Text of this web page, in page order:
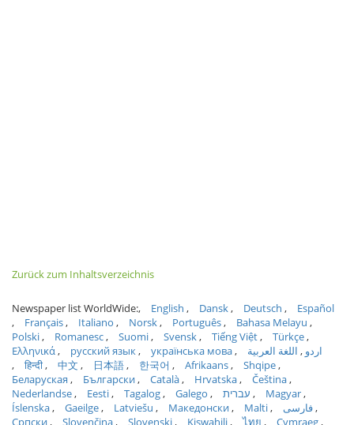
Zurück zum Inhaltsverzeichnis
Newspaper list WorldWide: English Dansk Deutsch
Español
Français
Italiano Norsk Português
Bahasa Melayu
Polski
Romanesc Suomi Svensk Tiếng Việt
Türkçe
Ελληνικά
русский язык українська мова اردو
اللغة العربية
हिन्दी
中文 日本語 한국어 Afrikaans
Shqipe
Беларуская
Български Català Hrvatska
Čeština
Nederlandse
Eesti Tagalog Galego עברית
Magyar
Íslenska
Gaeilge Latviešu Македонски Malti
فارسی
Српски
Slovenčina Slovenski Kiswahili ไทย Cymraeg